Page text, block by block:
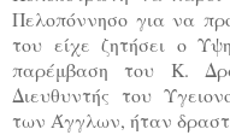
Πελοπόννησο για να
του είχε ζητήσει ο
παρέμβαση του Κ.
Διευθυντής του
των Άγγλων, ήταν